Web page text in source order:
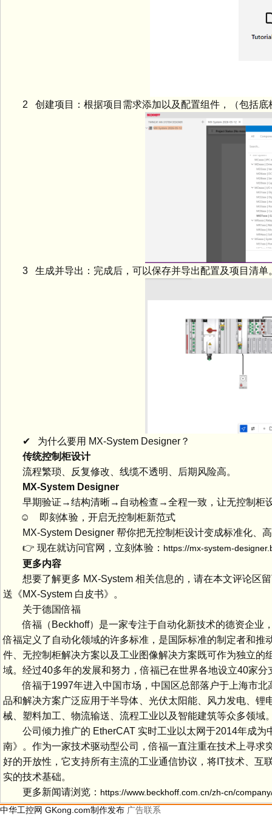
2 创建项目：根据项目需求添加以及配置组件，（包括底
3 生成并导出：完成后，可以保存并导出配置及项目清单
✔ 为什么要用 MX‑System Designer？
传统控制柜设计
流程繁琐、反复修改、线缆不透明、后期风险高。
MX‑System Designer
早期验证→结构清晰→自动检查→全程一致，让无控制柜设
☺ 即刻体验，开启无控制柜新范式
MX‑System Designer 帮你把无控制柜设计变成标准化、
👉 现在就访问官网，立刻体验： https://mx-system-
更多内容
想要了解更多 MX‑System 相关信息的，请在本文评论区
送《MX‑System 白皮书》。
关于德国倍福
倍福（Beckhoff）是一家专注于自动化新技术的德资企业
倍福定义了自动化领域的许多标准，是国际标准的制定者和
件、无控制柜解决方案以及工业图像解决方案既可作为独立
域。经过40多年的发展和努力，倍福已在世界各地设立40家
倍福于1997年进入中国市场，中国区总部落户于上海市北
品和解决方案广泛应用于半导体、光伏太阳能、风力发电、
械、塑料加工、物流输送、流程工业以及智能建筑等众多领域
公司倾力推广的 EtherCAT 实时工业以太网于2014年成为
南》。作为一家技术驱动型公司，倍福一直注重在技术上寻求
好的开放性，它支持所有主流的工业通信协议，将IT技术、互
实的技术基础。
更多新闻请浏览： https://www.beckhoff.com.cn/zh-cn/
中华工控网 GKong.com制作发布 广告联系